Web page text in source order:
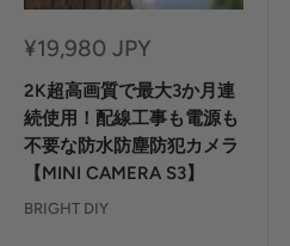
セ
ル
価
格
¥19,980 JPY
2K超高画質で最大3か月連
続使用！配線工事も電源も
不要な防水防塵防犯カメラ
【MINI CAMERA S3】
BRIGHT DIY